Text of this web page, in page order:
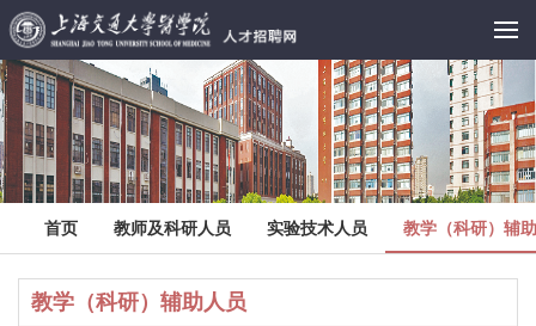
首页 教师及科研人员 实验技术人员 教学（科研）辅
教学（科研）辅助人员